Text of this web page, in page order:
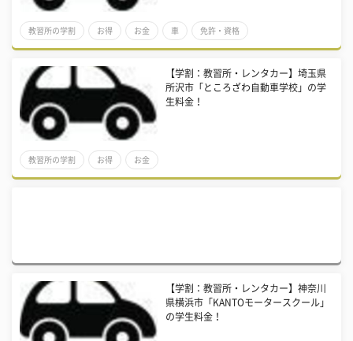
教習所の学割 お得 お金 車 免許・資格
【学割：教習所・レンタカー】埼玉県
所沢市「ところざわ自動車学校」の学
生料金！
教習所の学割 お得 お金
【学割：教習所・レンタカー】神奈川
県横浜市「KANTOモータースクール」
の学生料金！